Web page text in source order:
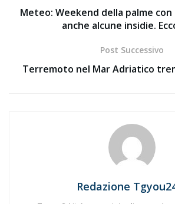
Meteo: Weekend della palme con
anche alcune insidie.
Post Successivo
Terremoto nel Mar Adriatico
Redazione